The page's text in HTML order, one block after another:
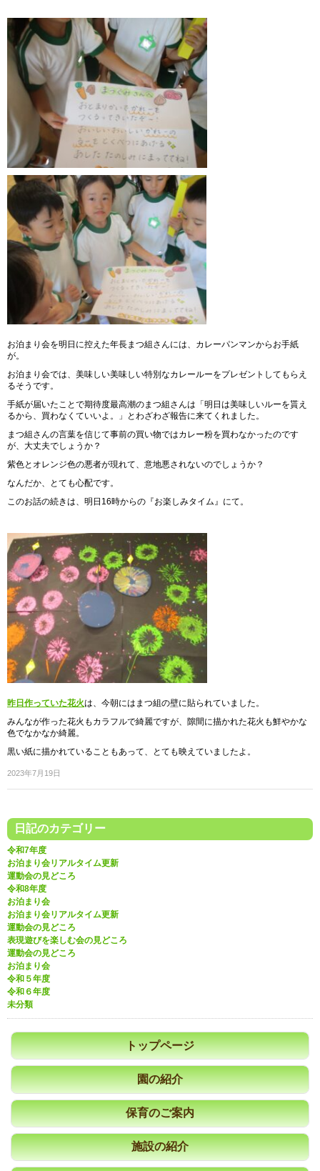
お泊まり会を明日に控えた年長まつ組さんには、カレーパンマンからお手紙
が。
お泊まり会では、美味しい美味しい特別なカレールーをプレゼントしてもらえ
るそうです。
手紙が届いたことで期待度最高潮のまつ組さんは「明日は美味しいルーを貰え
るから、買わなくていいよ。」とわざわざ報告に来てくれました。
まつ組さんの言葉を信じて事前の買い物ではカレー粉を買わなかったのです
が、大丈夫でしょうか？
紫色とオレンジ色の悪者が現れて、意地悪されないのでしょうか？
なんだか、とても心配です。
このお話の続きは、明日16時からの『お楽しみタイム』にて。
昨日作っていた花火は、今朝にはまつ組の壁に貼られていました。
みんなが作った花火もカラフルで綺麗ですが、隙間に描かれた花火も鮮やかな
色でなかなか綺麗。
黒い紙に描かれていることもあって、とても映えていましたよ。
2023年7月19日
日記のカテゴリー
令和7年度
お泊まり会リアルタイム更新
運動会の見どころ
令和8年度
お泊まり会
お泊まり会リアルタイム更新
運動会の見どころ
表現遊びを楽しむ会の見どころ
運動会の見どころ
お泊まり会
令和５年度
令和６年度
未分類
トップページ
園の紹介
保育のご案内
施設の紹介